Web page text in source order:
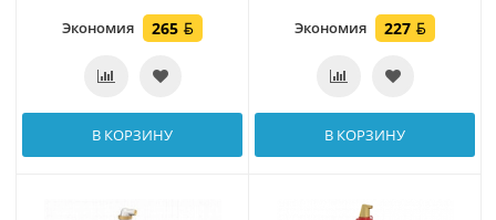
Экономия 265
В КОРЗИНУ
Экономия 227
В КОРЗИНУ